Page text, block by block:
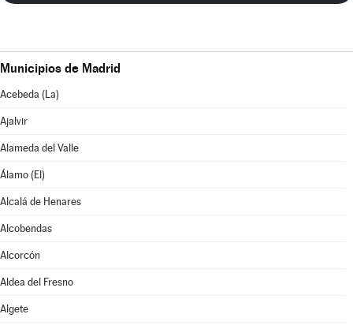
Municipios de Madrid
Acebeda (La)
Ajalvir
Alameda del Valle
Álamo (El)
Alcalá de Henares
Alcobendas
Alcorcón
Aldea del Fresno
Algete